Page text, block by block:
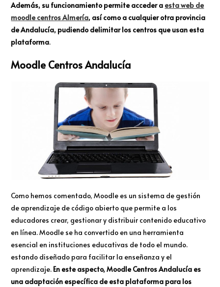
Además, su funcionamiento permite acceder a esta web de
moodle centros Almería, así como a cualquier otra provincia
de Andalucía, pudiendo delimitar los centros que usan esta
plataforma.
Moodle Centros Andalucía
Como hemos comentado, Moodle es un sistema de gestión
de aprendizaje de código abierto que permite a los
educadores crear, gestionar y distribuir contenido educativo
en línea. Moodle se ha convertido en una herramienta
esencial en instituciones educativas de todo el mundo.
estando diseñado para facilitar la enseñanza y el
aprendizaje. En este aspecto, Moodle Centros Andalucía es
una adaptación específica de esta plataforma para los